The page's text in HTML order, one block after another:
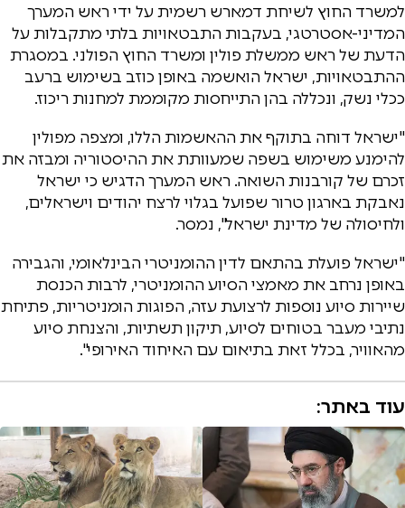
למשרד החוץ לשיחת דמארש רשמית על ידי ראש המערך
המדיני-אסטרטגי, בעקבות התבטאויות בלתי מתקבלות על
הדעת של ראש ממשלת פולין ומשרד החוץ הפולני. במסגרת
ההתבטאויות, ישראל הואשמה באופן כוזב בשימוש ברעב
ככלי נשק, ונכללה בהן התייחסות מקוממת למחנות ריכוז.
"ישראל דוחה בתוקף את ההאשמות הללו, ומצפה מפולין
להימנע משימוש בשפה שמעוותת את ההיסטוריה ומבזה את
זכרם של קורבנות השואה. ראש המערך הדגיש כי ישראל
נאבקת בארגון טרור שפועל בגלוי לרצח יהודים וישראלים,
ולחיסולה של מדינת ישראל", נמסר.
"ישראל פועלת בהתאם לדין ההומניטרי הבינלאומי, והגבירה
באופן נרחב את מאמצי הסיוע ההומניטרי, לרבות הכנסת
שיירות סיוע נוספות לרצועת עזה, הפוגות הומניטריות, פתיחת
נתיבי מעבר בטוחים לסיוע, תיקון תשתיות, והצנחת סיוע
מהאוויר, בכלל זאת בתיאום עם האיחוד האירופי".
עוד באתר: